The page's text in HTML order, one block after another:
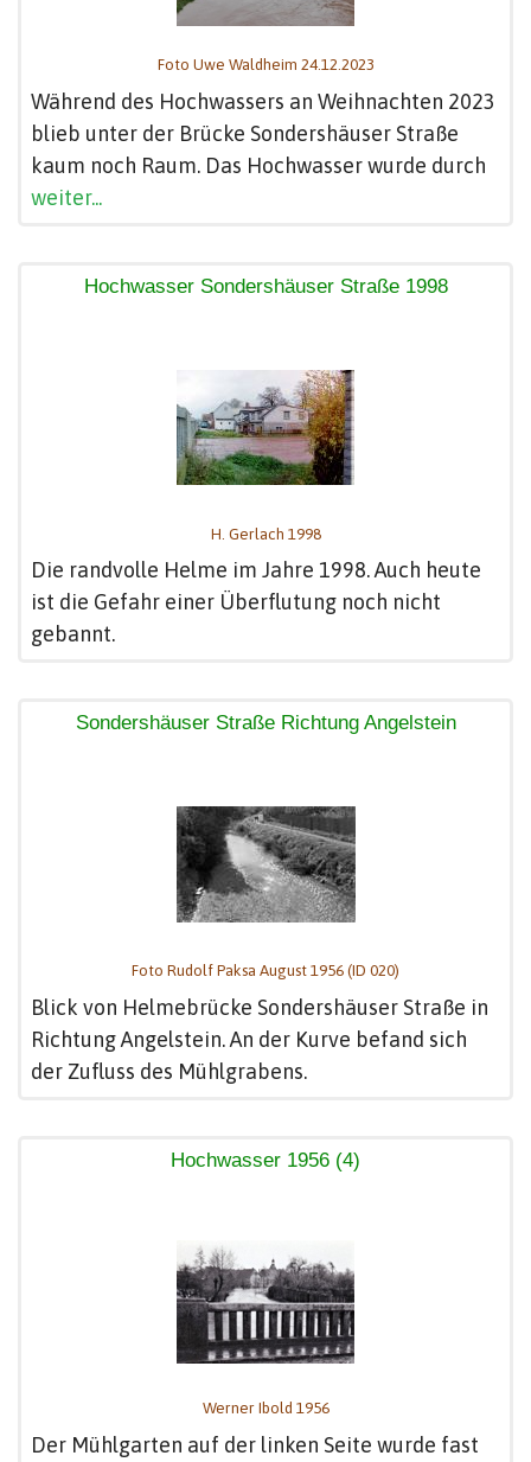
Foto Uwe Waldheim 24.12.2023
Während des Hochwassers an Weihnachten 2023
blieb unter der Brücke Sondershäuser Straße
kaum noch Raum. Das Hochwasser wurde durch
weiter...
Hochwasser Sondershäuser Straße 1998
H. Gerlach 1998
Die randvolle Helme im Jahre 1998. Auch heute
ist die Gefahr einer Überflutung noch nicht
gebannt.
Sondershäuser Straße Richtung Angelstein
Foto Rudolf Paksa August 1956 (ID 020)
Blick von Helmebrücke Sondershäuser Straße in
Richtung Angelstein. An der Kurve befand sich
der Zufluss des Mühlgrabens.
Hochwasser 1956 (4)
Werner Ibold 1956
Der Mühlgarten auf der linken Seite wurde fast